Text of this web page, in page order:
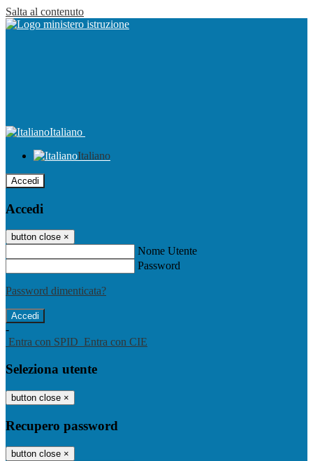
Salta al contenuto
Italiano
Italiano
Accedi
Accedi
button close ×
Nome Utente
Password
Password dimenticata?
-
Entra con SPID Entra con CIE
Seleziona utente
button close ×
Recupero password
button close ×